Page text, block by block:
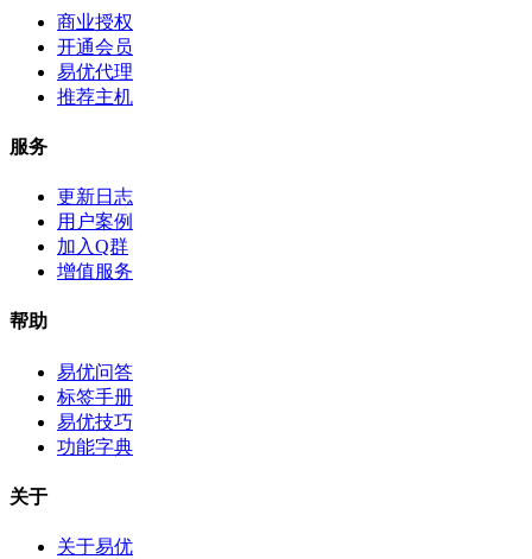
商业授权
开通会员
易优代理
推荐主机
服务
更新日志
用户案例
加入Q群
增值服务
帮助
易优问答
标签手册
易优技巧
功能字典
关于
关于易优